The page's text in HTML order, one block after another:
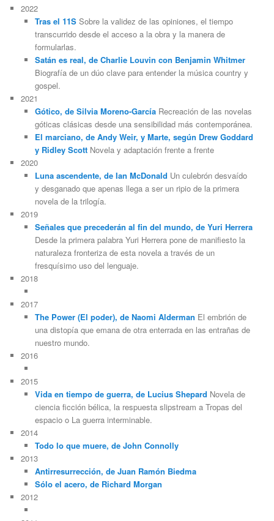
2022
Tras el 11SSobre la validez de las opiniones, el tiempo
transcurrido desde el acceso a la obra y la manera de
formularlas.
Satán es real, de Charlie Louvin con Benjamin Whitmer
Biografía de un dúo clave para entender la música country y
gospel.
2021
Gótico, de Silvia Moreno-GarcíaRecreación de las novelas
góticas clásicas desde una sensibilidad más contemporánea.
El marciano, de Andy Weir, y Marte, según Drew Goddard
y Ridley ScottNovela y adaptación frente a frente
2020
Luna ascendente, de Ian McDonald Un culebrón desvaído
y desganado que apenas llega a ser un ripio de la primera
novela de la trilogía.
2019
Señales que precederán al fin del mundo, de Yuri Herrera
Desde la primera palabra Yuri Herrera pone de manifiesto la
naturaleza fronteriza de esta novela a través de un
fresquísimo uso del lenguaje.
2018
2017
The Power (El poder), de Naomi Alderman El embrión de
una distopía que emana de otra enterrada en las entrañas de
nuestro mundo.
2016
2015
Vida en tiempo de guerra, de Lucius Shepard Novela de
ciencia ficción bélica, la respuesta slipstream a Tropas del
espacio o La guerra interminable.
2014
Todo lo que muere, de John Connolly
2013
Antirresurrección, de Juan Ramón Biedma
Sólo el acero, de Richard Morgan
2012